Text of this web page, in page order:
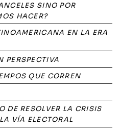
SINO POR
HACER?
EN LA ERA
PERSPECTIVA
QUE CORREN
DE RESOLVER LA CRISIS
VÍA ELECTORAL